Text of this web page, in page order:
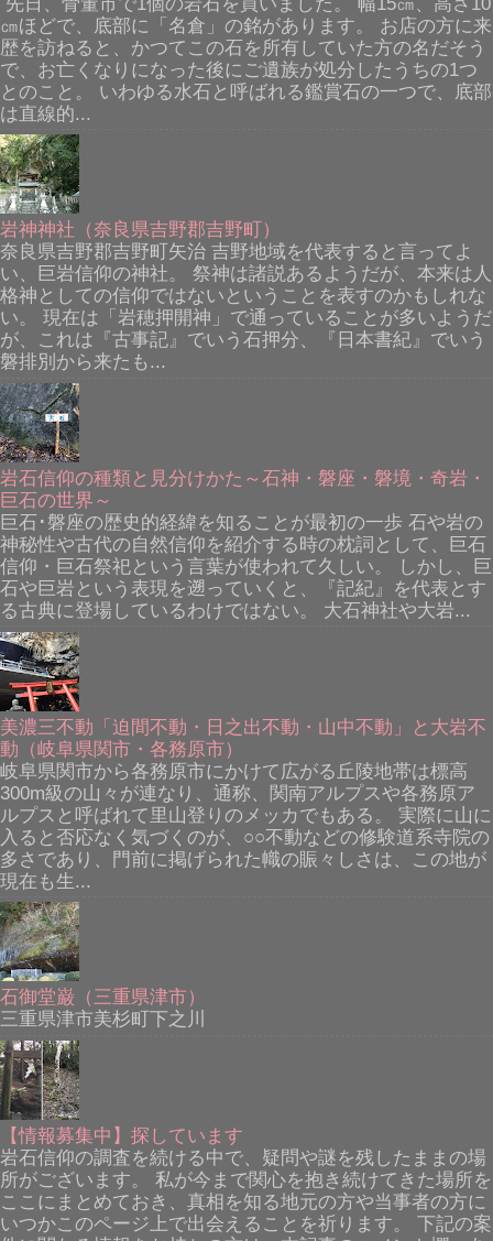
㎝ほどで、底部に「名倉」の銘があります。 お店の方に来
歴を訪ねると、かつてこの石を所有していた方の名だそう
で、お亡くなりになった後にご遺族が処分したうちの1つ
とのこと。 いわゆる水石と呼ばれる鑑賞石の一つで、底部
は直線的...
岩神神社（奈良県吉野郡吉野町）
奈良県吉野郡吉野町矢治 吉野地域を代表すると言ってよ
い、巨岩信仰の神社。 祭神は諸説あるようだが、本来は人
格神としての信仰ではないということを表すのかもしれな
い。 現在は「岩穂押開神」で通っていることが多いようだ
が、これは『古事記』でいう石押分、『日本書紀』でいう
磐排別から来たも...
岩石信仰の種類と見分けかた～石神・磐座・磐境・奇岩・
巨石の世界～
巨石･磐座の歴史的経緯を知ることが最初の一歩 石や岩の
神秘性や古代の自然信仰を紹介する時の枕詞として、巨石
信仰・巨石祭祀という言葉が使われて久しい。 しかし、巨
石や巨岩という表現を遡っていくと、『記紀』を代表とす
る古典に登場しているわけではない。 大石神社や大岩...
美濃三不動「迫間不動・日之出不動・山中不動」と大岩不
動（岐阜県関市・各務原市）
岐阜県関市から各務原市にかけて広がる丘陵地帯は標高
300m級の山々が連なり、通称、関南アルプスや各務原ア
ルプスと呼ばれて里山登りのメッカでもある。 実際に山に
入ると否応なく気づくのが、○○不動などの修験道系寺院の
多さであり、門前に掲げられた幟の賑々しさは、この地が
現在も生...
石御堂巌（三重県津市）
三重県津市美杉町下之川
【情報募集中】探しています
岩石信仰の調査を続ける中で、疑問や謎を残したままの場
所がございます。 私が今まで関心を抱き続けてきた場所を
ここにまとめておき、真相を知る地元の方や当事者の方に
いつかこのページ上で出会えることを祈ります。 下記の案